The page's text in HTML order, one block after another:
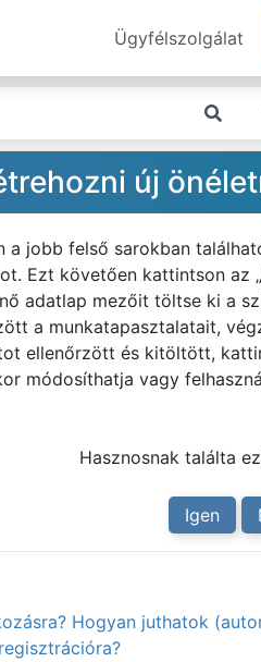
Ügyfélszolgálat
új
jobb felső sarokban
Ezt követően kattintson az
adatlap mezőit töltse ki a
a munkatapasztalatait,
ellenőrzött és kitöltött,
módosíthatja vagy
Hasznosnak találta
Igen
Hogyan juthatok